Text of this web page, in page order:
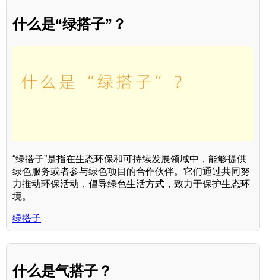
什么是“绿搭子”？
“绿搭子”是指在生态环保和可持续发展领域中，能够提供
绿色服务或者参与绿色项目的合作伙伴。它们通过共同努
力推动环保活动，倡导绿色生活方式，致力于保护生态环
境。
绿搭子
什么是气搭子？